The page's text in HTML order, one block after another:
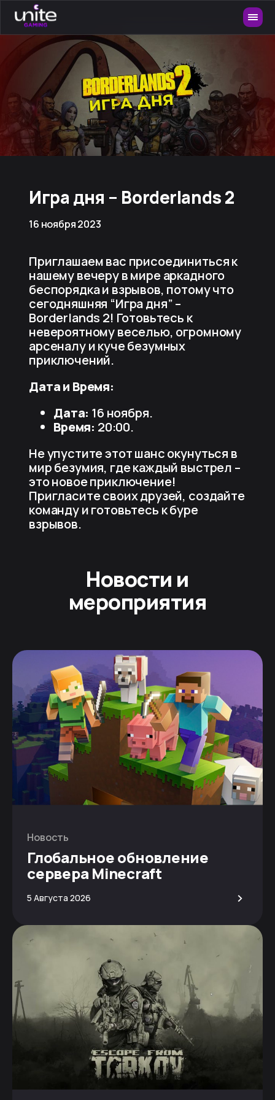
Игра дня – Borderlands 2
16 ноября 2023
Приглашаем вас присоединиться к
нашему вечеру в мире аркадного
беспорядка и взрывов, потому что
сегодняшняя “Игра дня” –
Borderlands 2! Готовьтесь к
невероятному веселью, огромному
арсеналу и куче безумных
приключений.
Дата и Время:
Дата: 16 ноября.
Время: 20:00.
Не упустите этот шанс окунуться в
мир безумия, где каждый выстрел –
это новое приключение!
Пригласите своих друзей, создайте
команду и готовьтесь к буре
взрывов.
Новости и
мероприятия
Новость
Глобальное обновление
сервера Minecraft
5 Августа 2026 >